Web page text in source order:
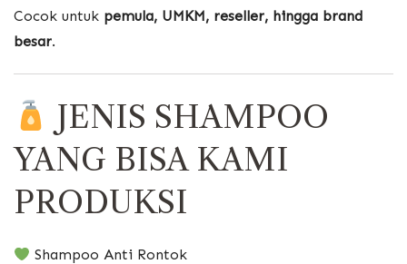
Cocok untuk pemula, UMKM, reseller, hingga brand
besar.
JENIS SHAMPOO
YANG BISA KAMI
PRODUKSI
Shampoo Anti Rontok